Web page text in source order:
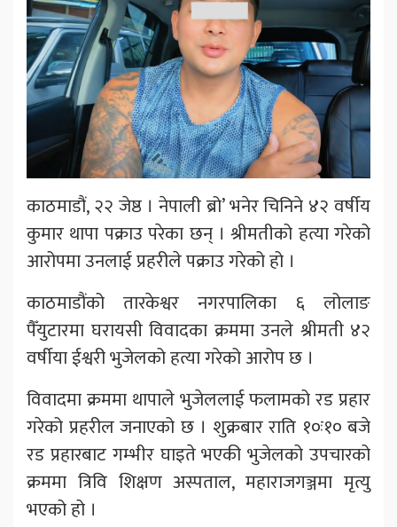
काठमाडौं, २२ जेष्ठ । नेपाली ब्रो’ भनेर चिनिने ४२ वर्षीय
कुमार थापा पक्राउ परेका छन् । श्रीमतीको हत्या गरेको
आरोपमा उनलाई प्रहरीले पक्राउ गरेको हो ।
काठमाडौंको तारकेश्वर नगरपालिका ६ लोलाङ
पैँयुटारमा घरायसी विवादका क्रममा उनले श्रीमती ४२
वर्षीया ईश्वरी भुजेलको हत्या गरेको आरोप छ ।
विवादमा क्रममा थापाले भुजेललाई फलामको रड प्रहार
गरेको प्रहरील जनाएको छ । शुक्रबार राति १०ः१० बजे
रड प्रहारबाट गम्भीर घाइते भएकी भुजेलको उपचारको
क्रममा त्रिवि शिक्षण अस्पताल, महाराजगञ्जमा मृत्यु
भएको हो ।